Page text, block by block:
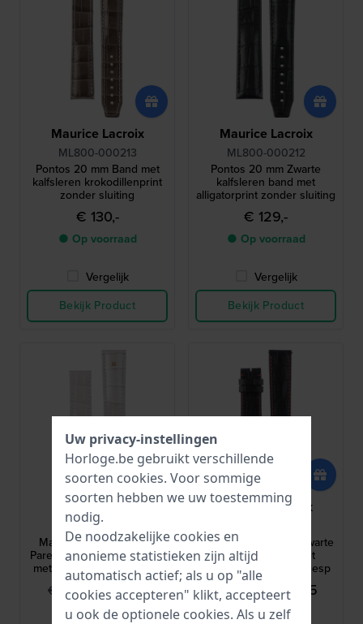
Maurice Lacroix
ML800-000213
Pontos 20 mm Band met
kalfsleren krokodillenprint
zonder sluiting
€ 130,-
● Op voorraad
Vergelijk
Bekijk Product
Maurice Lacroix
ML800-000212
Pontos 20 mm Zwarte
kalfsleren band met
alligatorprint zonder sluiting
€ 129,-
● Op voorraad
Vergelijk
Bekijk Product
Maurice Lacroix
ML800-005072
Masterpiece XL 20 mm
Parelmoerglans leren band
met alligatorprint en goud
logo zonder gesp
€ 171,- € 134,95
● Op voorraad
Maurice Lacroix
Eliros XL 20 mm XL Zwarte
kalfsleren band met
alligatorprint zonder gesp
€ 134,- € 104,95
● Op voorraad
Uw privacy-instellingen
Horloge.be gebruikt verschillende
soorten cookies. Voor sommige
soorten hebben we uw toestemming
nodig.
De noodzakelijke cookies en
anonieme statistieken zijn altijd
automatisch actief; als u op "alle
cookies accepteren" klikt, accepteert
u ook de optionele cookies. Als u zelf